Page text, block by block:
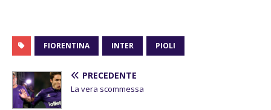
FIORENTINA INTER PIOLI
PRECEDENTE
La vera scommessa